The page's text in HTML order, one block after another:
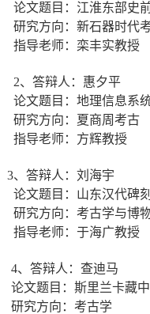
论文题目：江淮东部史
研究方向：新石器时代
指导老师：栾丰实教授
2、答辩人：惠夕平
论文题目：地理信息系
研究方向：夏商周考古
指导老师：方辉教授
3、答辩人：刘海宇
论文题目：山东汉代碑
研究方向：考古学与博
指导老师：于海广教授
4、答辩人：查迪马
论文题目：斯里兰卡藏
研究方向：考古学